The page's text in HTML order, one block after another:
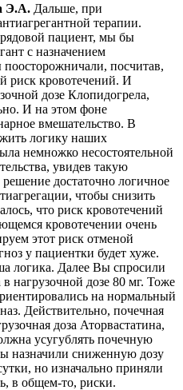
Э.А. Дальше, при
терапии.
пациент, мы бы
с назначением
посчитав,
риск кровотечений. И
дозе Клопидогрела,
И на этом фоне
вмешательство. В
логику наших
немножко несостоятельной
увидев такую
достаточно логичное
чтобы снизить
что риск кровотечений
кровотечении очень
этот риск отменой
у пациентки будет хуже.
логика. Далее Вы спросили
нагрузочной дозе 80 мг. Тоже
на нормальный
Действительно, почечная
доза Аторвастатина,
усугублять почечную
сниженную дозу
но изначально приняли
в общем-то, риски.